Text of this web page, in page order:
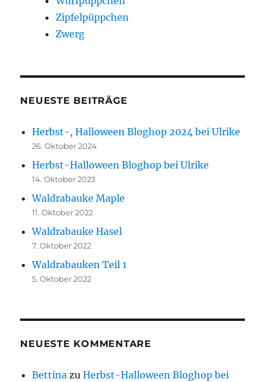
Zipfelpüppchen
Zwerg
NEUESTE BEITRÄGE
Herbst-, Halloween Bloghop 2024 bei Ulrike
26. Oktober 2024
Herbst-Halloween Bloghop bei Ulrike
14. Oktober 2023
Waldrabauke Maple
11. Oktober 2022
Waldrabauke Hasel
7. Oktober 2022
Waldrabauken Teil 1
5. Oktober 2022
NEUESTE KOMMENTARE
Bettina zuHerbst-Halloween Bloghop bei